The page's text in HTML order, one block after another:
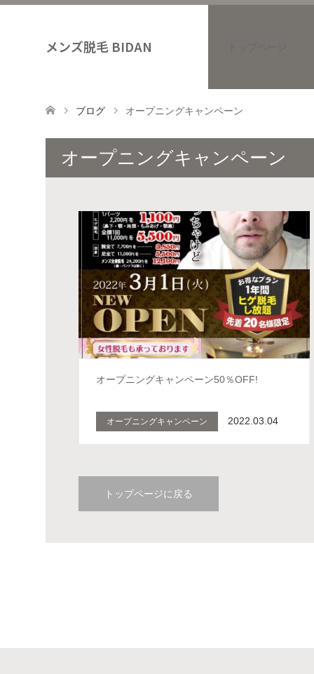
メンズ脱毛 BIDAN
ブログ オープニングキャンペーン
オープニングキャンペーン
オープニングキャンペーン50％OFF!
オープニングキャンペーン 2022.03.04
トップページに戻る